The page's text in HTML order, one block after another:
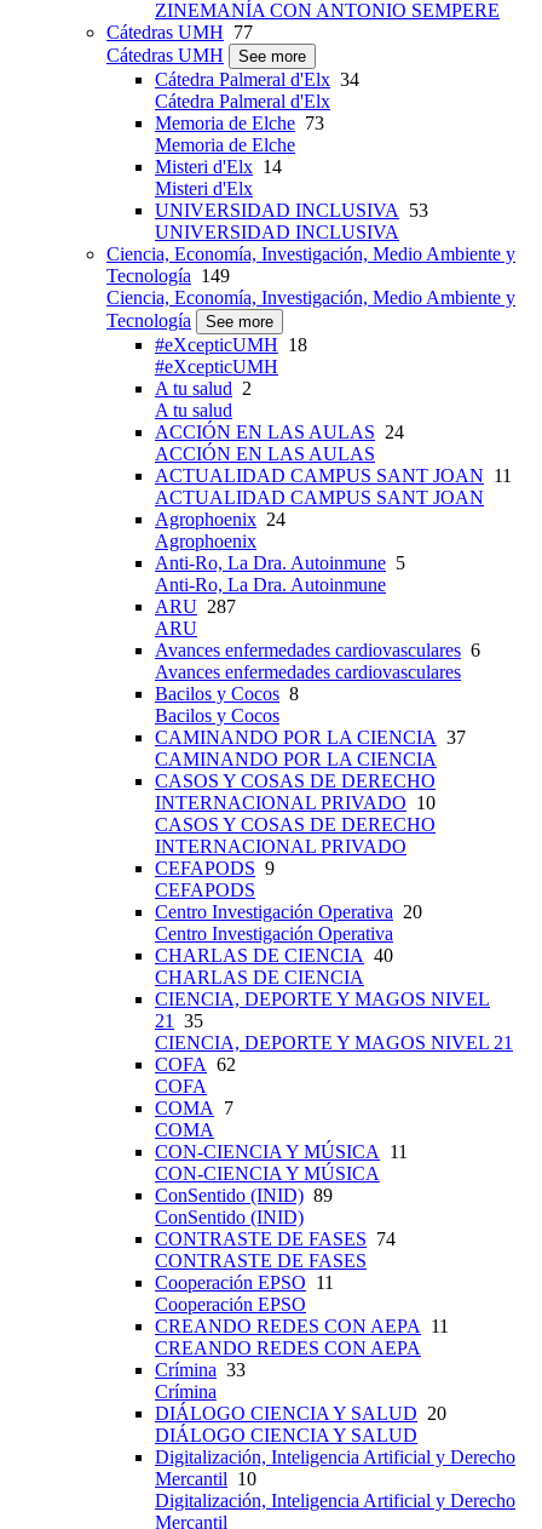
ZINEMANÍA CON ANTONIO SEMPERE
Cátedras UMH 77
Cátedras UMH
See more
Cátedra Palmeral d'Elx 34
Cátedra Palmeral d'Elx
Memoria de Elche 73
Memoria de Elche
Misteri d'Elx 14
Misteri d'Elx
UNIVERSIDAD INCLUSIVA
53
UNIVERSIDAD INCLUSIVA
Ciencia, Economía, Investigación, Medio Ambiente y
Tecnología 149
Ciencia, Economía, Investigación, Medio Ambiente y
Tecnología
See more
#eXcepticUMH 18
#eXcepticUMH
A tu salud 2
A tu salud
ACCIÓN EN LAS AULAS 24
ACCIÓN EN LAS AULAS
ACTUALIDAD CAMPUS SANT JOAN 11
ACTUALIDAD CAMPUS SANT JOAN
Agrophoenix 24
Agrophoenix
Anti-Ro, La Dra. Autoinmune 5
Anti-Ro, La Dra. Autoinmune
ARU 287
ARU
Avances enfermedades cardiovasculares 6
Avances enfermedades cardiovasculares
Bacilos y Cocos 8
Bacilos y Cocos
CAMINANDO POR LA CIENCIA 37
CAMINANDO POR LA CIENCIA
CASOS Y COSAS DE DERECHO
INTERNACIONAL PRIVADO 10
CASOS Y COSAS DE DERECHO
INTERNACIONAL PRIVADO
CEFAPODS 9
CEFAPODS
Centro Investigación Operativa 20
Centro Investigación Operativa
CHARLAS DE CIENCIA 40
CHARLAS DE CIENCIA
CIENCIA, DEPORTE Y MAGOS NIVEL
21
35
CIENCIA, DEPORTE Y MAGOS NIVEL 21
COFA 62
COFA
COMA
7
COMA
CON-CIENCIA Y MÚSICA
11
CON-CIENCIA Y MÚSICA
ConSentido (INID) 89
ConSentido (INID)
CONTRASTE DE FASES 74
CONTRASTE DE FASES
Cooperación EPSO 11
Cooperación EPSO
CREANDO REDES CON AEPA
11
CREANDO REDES CON AEPA
Crímina 33
Crímina
DIÁLOGO CIENCIA Y SALUD 20
DIÁLOGO CIENCIA Y SALUD
Digitalización, Inteligencia Artificial y Derecho
Mercantil 10
Digitalización, Inteligencia Artificial y Derecho
Mercantil